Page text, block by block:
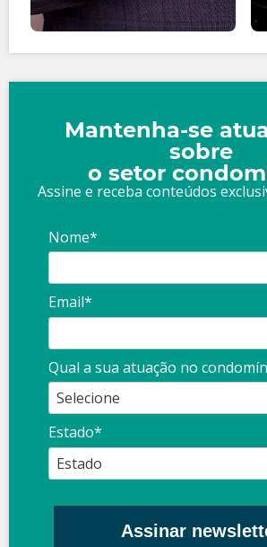
Mantenha-se
sobre
o setor
Assine e receba conteúdos
Nome*
Email*
Qual a sua atuação no
Estado*
Assinar